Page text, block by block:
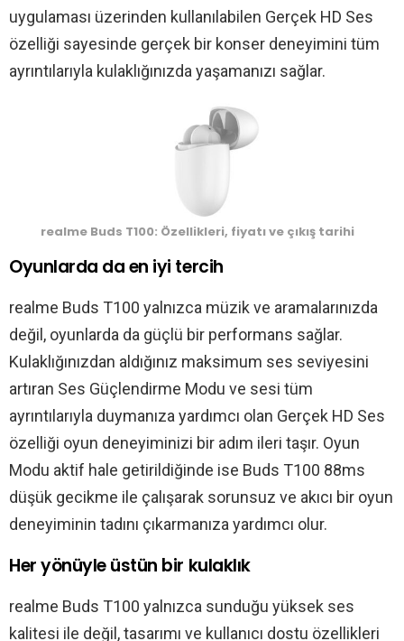
uygulaması üzerinden kullanılabilen Gerçek HD Ses
özelliği sayesinde gerçek bir konser deneyimini tüm
ayrıntılarıyla kulaklığınızda yaşamanızı sağlar.
realme Buds T100: Özellikleri, fiyatı ve çıkış tarihi
Oyunlarda da en iyi tercih
realme Buds T100 yalnızca müzik ve aramalarınızda
değil, oyunlarda da güçlü bir performans sağlar.
Kulaklığınızdan aldığınız maksimum ses seviyesini
artıran Ses Güçlendirme Modu ve sesi tüm
ayrıntılarıyla duymanıza yardımcı olan Gerçek HD Ses
özelliği oyun deneyiminizi bir adım ileri taşır. Oyun
Modu aktif hale getirildiğinde ise Buds T100 88ms
düşük gecikme ile çalışarak sorunsuz ve akıcı bir oyun
deneyiminin tadını çıkarmanıza yardımcı olur.
Her yönüyle üstün bir kulaklık
realme Buds T100 yalnızca sunduğu yüksek ses
kalitesi ile değil, tasarımı ve kullanıcı dostu özellikleri